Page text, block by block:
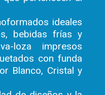
ideales
bebidas frías y
loza impresos
con funda
Blanco, Cristal y